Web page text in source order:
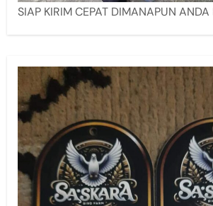
SIAP KIRIM CEPAT DIMANAPUN ANDA